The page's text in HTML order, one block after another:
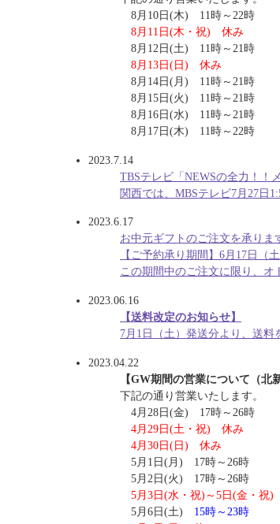
8月10日(木) 11時～22時
8月11日(木・祝) 休み
8月12日(土) 11時～21時
8月13日(日) 休み
8月14日(月) 11時～21時
8月15日(火) 11時～21時
8月16日(水) 11時～21時
8月17日(木) 11時～22時
2023.7.14
TBSテレビ「NEWSの全力！！
関西では、MBSテレビ7月27日
2023.6.17
お中元ギフトのご注文を承りま
【ご予約承り期間】6月17日（
この期間中のご注文に限り、オ
2023.06.16
【送料改定のお知らせ】
7月1日（土）発送分より、送料
2023.04.22
【GW期間の営業について（北
下記の通り営業いたします。
4月28日(金) 17時～26時
4月29日(土・祝) 休み
4月30日(日) 休み
5月1日(月) 17時～26時
5月2日(火) 17時～26時
5月3日(水・祝)～5日(金・祝
5月6日(土) 15時～23時